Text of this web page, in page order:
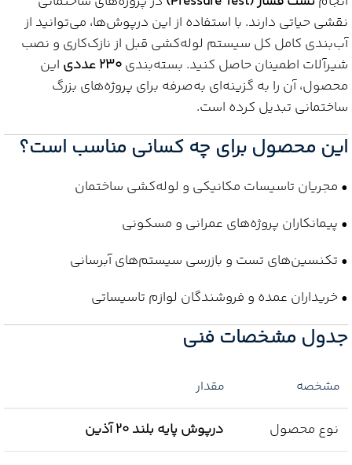
نقشی حیاتی دارند. با استفاده از این درپوش‌ها، می‌توانید از
آب‌بندی کامل کل سیستم لوله‌کشی قبل از نازک‌کاری و نصب
شیرآلات اطمینان حاصل کنید. بسته‌بندی230 عددی
این
محصول، آن را به گزینه‌ای به‌صرفه برای پروژه‌های بزرگ
ساختمانی تبدیل کرده است.
این محصول برای چه کسانی مناسب است؟
• مجریان تاسیسات مکانیکی و لوله‌کشی ساختمان
• پیمانکاران پروژه‌های عمرانی و مسکونی
• تکنسین‌های تست و بازرسی سیستم‌های آبرسانی
• خریداران عمده و فروشندگان لوازم تاسیساتی
جدول مشخصات فنی
مشخصه مقدار
نوع محصول درپوش پایه بلند 20 آذین